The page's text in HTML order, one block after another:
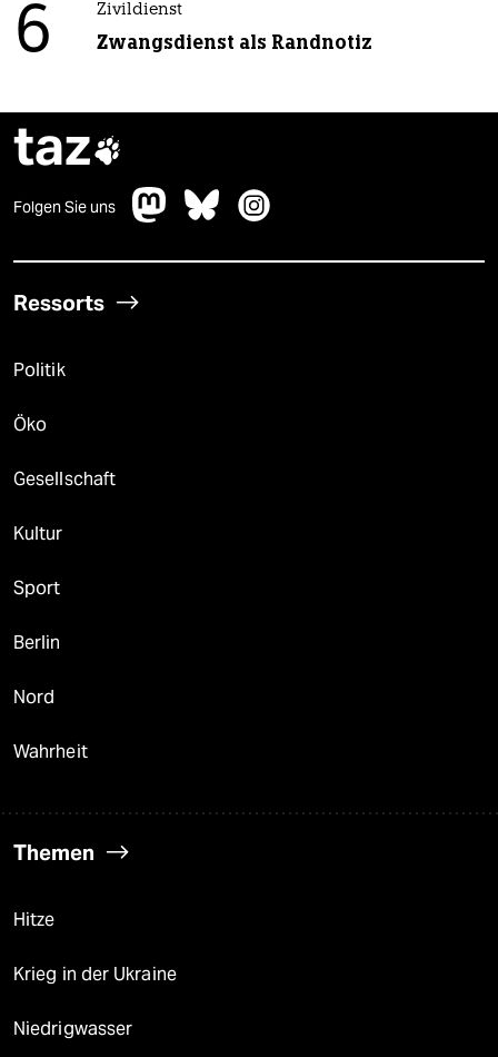
6 Zivildienst
Zwangsdienst als Randnotiz
taz
Folgen Sie uns
Ressorts
Politik
Öko
Gesellschaft
Kultur
Sport
Berlin
Nord
Wahrheit
Themen
Hitze
Krieg in der Ukraine
Niedrigwasser